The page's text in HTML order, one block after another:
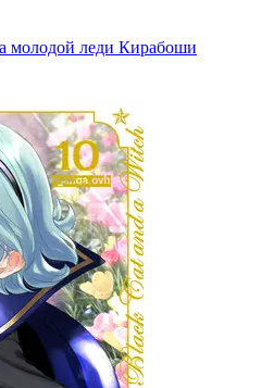
молодой леди Кирабоши